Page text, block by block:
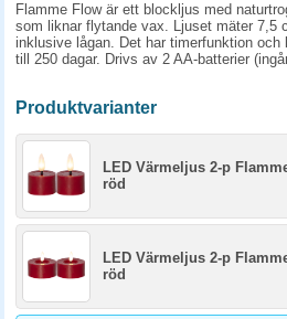
Flamme Flow är ett blockljus med
som liknar flytande vax. Ljuset mäter 7,5
inklusive lågan. Det har timerfunktion
till 250 dagar. Drivs av 2 AA-batterier
Produktvarianter
LED Värmeljus 2-p
röd
LED Värmeljus 2-p
röd